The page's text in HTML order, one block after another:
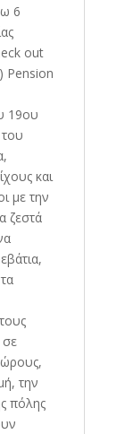
6
out
Pension
19ου
και
με την
ζεστά
την
πόλης